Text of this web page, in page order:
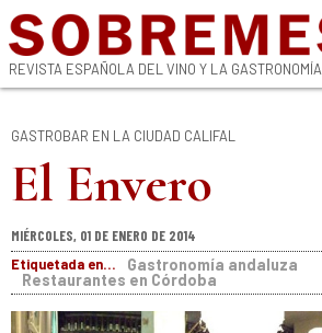
REVISTA ESPAÑOLA DEL VINO Y LA GASTRONOMÍA
GASTROBAR EN LA CIUDAD CALIFAL
El Envero
MIÉRCOLES, 01 DE ENERO DE 2014
Etiquetada en...
Gastronomía andaluza
Restaurantes en Córdoba